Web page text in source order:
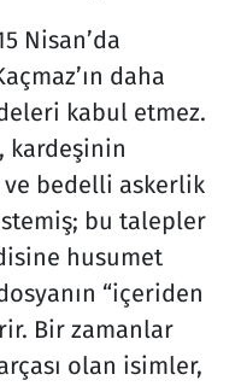
Nisan’da
daha
kabul etmez.
kardeşinin
ve bedelli askerlik
istemiş; bu talepler
husumet
“içeriden
Bir zamanlar
olan isimler,